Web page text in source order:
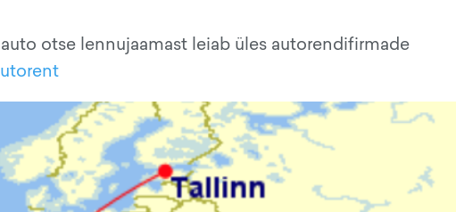
otse lennujaamast leiab üles autorendifirmade